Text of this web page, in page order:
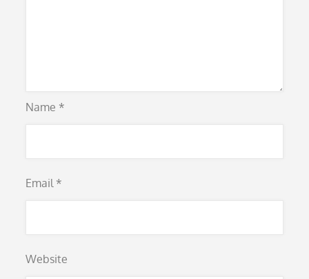
Name *
Email *
Website